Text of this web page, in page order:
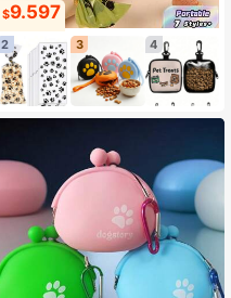
$9.597
2 3 4